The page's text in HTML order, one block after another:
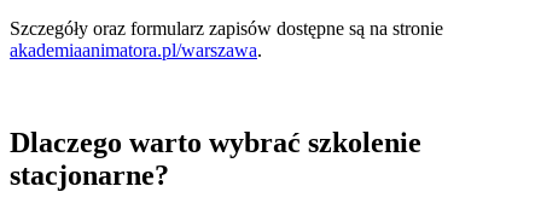
Szczegóły oraz formularz zapisów dostępne są na stronie
akademiaanimatora.pl/warszawa.
Dlaczego warto wybrać szkolenie
stacjonarne?